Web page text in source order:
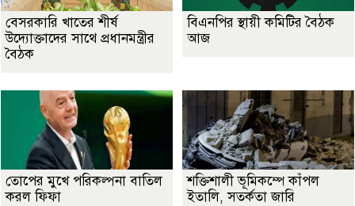
বেসরকারি খাতের শীর্ষ
উদ্যোক্তাদের সাথে প্রধানমন্ত্রীর
বৈঠক
বিএনপির স্থায়ী কমিটির বৈঠক
আজ
তোপের মুখে পরিকল্পনা বাতিল
করল ফিফা
শক্তিশালী ভূমিকম্পে কাঁপল
ইতালি, সতর্কতা জারি